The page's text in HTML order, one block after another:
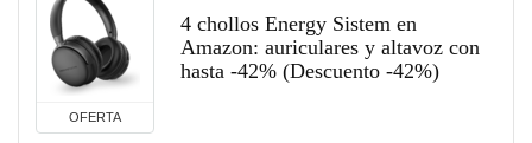
OFERTA
4 chollos Energy Sistem en
Amazon: auriculares y altavoz con
hasta -42% (Descuento -42%)